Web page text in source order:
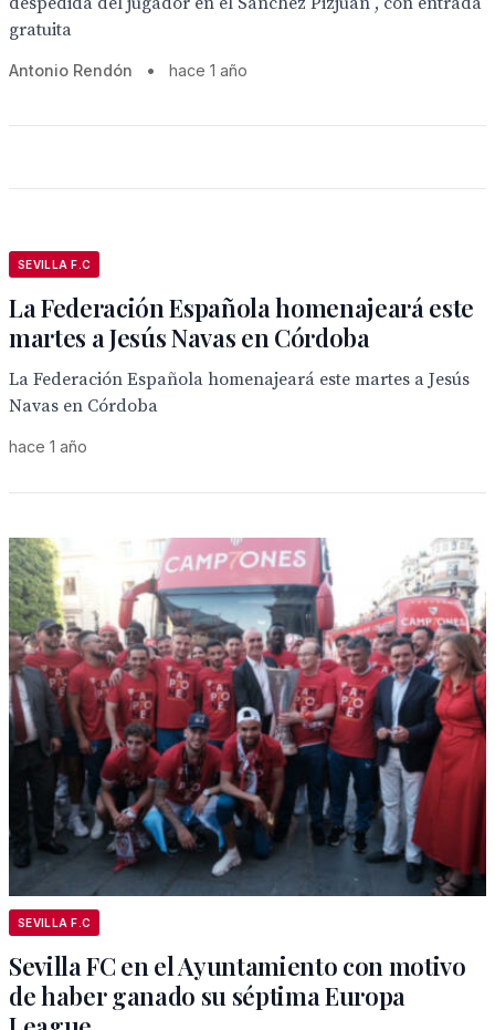
gratuita
Antonio Rendón • hace 1 año
SEVILLA F.C
La Federación Española homenajeará este
martes a Jesús Navas en Córdoba
La Federación Española homenajeará este martes a Jesús
Navas en Córdoba
hace 1 año
SEVILLA F.C
Sevilla FC en el Ayuntamiento con motivo
de haber ganado su séptima Europa